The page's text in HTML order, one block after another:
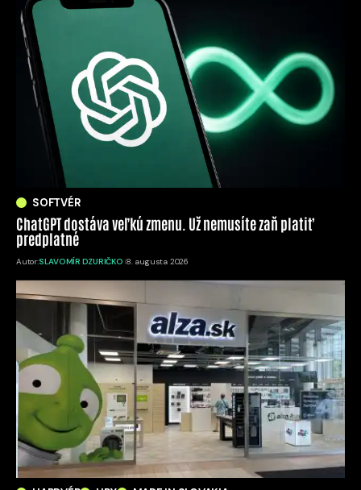
SOFTVÉR
ChatGPT dostáva veľkú zmenu. Už nemusíte zaň platiť
predplatné
Autor:SLAVOMÍR DZURIČKO 8. augusta 2026